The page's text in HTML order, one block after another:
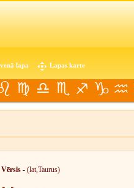
lapa Lapas karte
Vērsis - (lat,Taurus)